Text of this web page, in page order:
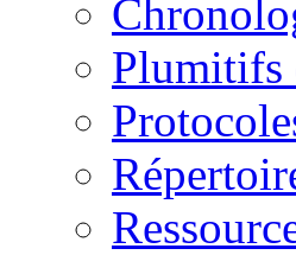
Plumitifs